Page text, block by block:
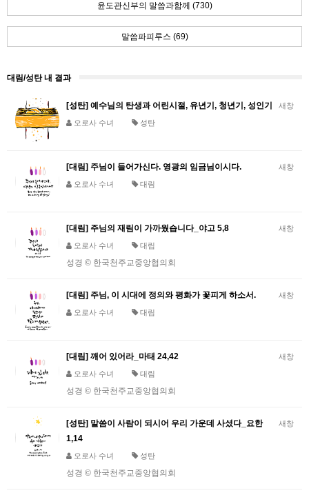
윤도관신부의 말씀과함께 (730)
말씀파피루스 (69)
대림/성탄 내 결과
새창
[성탄] 예수님의 탄생과 어린시절, 유년기, 청년기, 성인기
오로사 수녀 성탄
새창
[대림] 주님이 들어가신다. 영광의 임금님이시다.
오로사 수녀 대림
새창
[대림] 주님의 재림이 가까웠습니다_야고 5,8
오로사 수녀 대림
성경 © 한국천주교중앙협의회
새창
[대림] 주님, 이 시대에 정의와 평화가 꽃피게 하소서.
오로사 수녀 대림
새창
[대림] 깨어 있어라_마태 24,42
오로사 수녀 대림
성경 © 한국천주교중앙협의회
새창
[성탄] 말씀이 사람이 되시어 우리 가운데 사셨다_요한
1,14
오로사 수녀 성탄
성경 © 한국천주교중앙협의회